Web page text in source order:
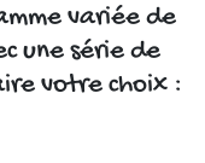
variée de
une série de
votre choix :